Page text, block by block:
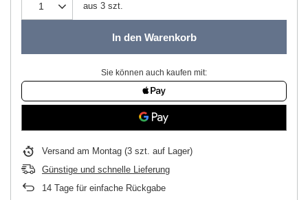
aus 3 szt.
In den Warenkorb
Sie können auch kaufen mit:
Versand am Montag (3 szt. auf Lager)
Günstige und schnelle Lieferung
14 Tage für einfache Rückgabe